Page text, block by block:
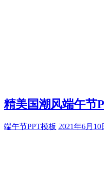
精美国潮风端午节
端午节PPT模板 2021年6月10